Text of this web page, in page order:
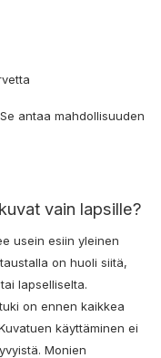
antaa mahdollisuuden
vain lapsille?
usein esiin yleinen
on huoli siitä,
lapselliselta.
on ennen kaikkea
käyttäminen ei
Monien